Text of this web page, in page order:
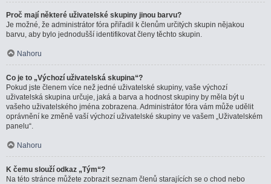
Proč mají některé uživatelské skupiny jinou barvu?
Je možné, že administrátor fóra přiřadil k členům určitých skupin nějakou
barvu, aby bylo jednodušší identifikovat členy těchto skupin.
Nahoru
Co je to „Výchozí uživatelská skupina“?
Pokud jste členem více než jedné uživatelské skupiny, vaše výchozí
uživatelská skupina určuje, jaká a barva a hodnost skupiny by měla být u
vašeho uživatelského jména zobrazena. Administrátor fóra vám může udělit
oprávnění ke změně vaší výchozí uživatelské skupiny ve vašem „Uživatelském
panelu“.
Nahoru
K čemu slouží odkaz „Tým“?
Na této stránce můžete zobrazit seznam členů starajících se o chod nebo